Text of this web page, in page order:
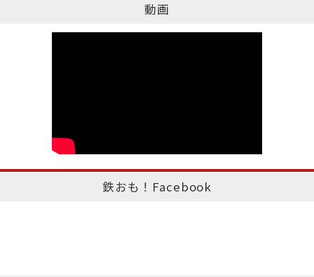
動画
鉄おも！Facebook